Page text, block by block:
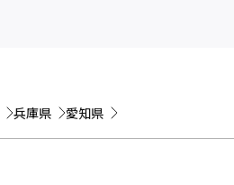
兵庫県 愛知県